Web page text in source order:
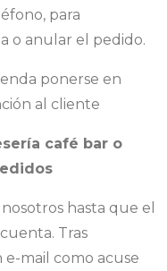
para
o anular el pedido.
ponerse en
al cliente
café bar o
hasta que el
Tras
mail como acuse